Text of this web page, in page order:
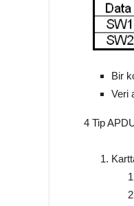
Bir
Veri
4 Tip